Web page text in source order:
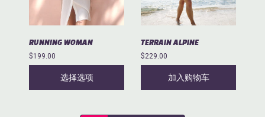
RUNNING WOMAN
$199.00
选择选项
变
体。
在
品
页
TERRAIN ALPINE
$229.00
加入购物车